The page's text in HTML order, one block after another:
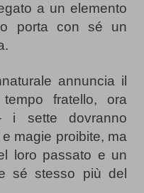
a un elemento
porta con sé un
annuncia il
fratello, ora
i sette dovranno
magie proibite, ma
loro passato e un
sé stesso più del